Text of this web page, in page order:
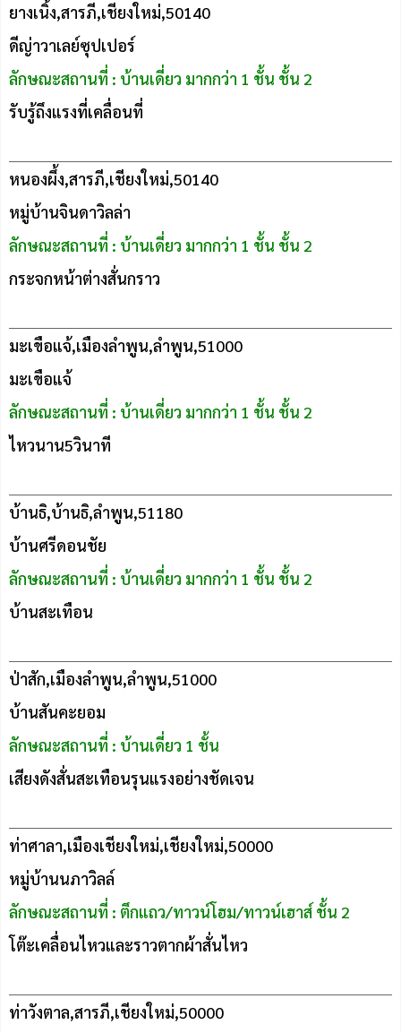
ยางเนิ้ง,สารภี,เชียงใหม่,50140
ดีญ่าวาเลย์ซุปเปอร์
ลักษณะสถานที่ : บ้านเดี่ยว มากกว่า 1 ชั้น ชั้น 2
รับรู้ถึงแรงที่เคลื่อนที่
หนองผึ้ง,สารภี,เชียงใหม่,50140
หมู่บ้านจินดาวิลล่า
ลักษณะสถานที่ : บ้านเดี่ยว มากกว่า 1 ชั้น ชั้น 2
กระจกหน้าต่างสั่นกราว
มะเขือแจ้,เมืองลำพูน,ลำพูน,51000
มะเขือแจ้
ลักษณะสถานที่ : บ้านเดี่ยว มากกว่า 1 ชั้น ชั้น 2
ไหวนาน5วินาที
บ้านธิ,บ้านธิ,ลำพูน,51180
บ้านศรีดอนชัย
ลักษณะสถานที่ : บ้านเดี่ยว มากกว่า 1 ชั้น ชั้น 2
บ้านสะเทือน
ป่าสัก,เมืองลำพูน,ลำพูน,51000
บ้านสันคะยอม
ลักษณะสถานที่ : บ้านเดี่ยว 1 ชั้น
เสียงดังสั่นสะเทือนรุนแรงอย่างชัดเจน
ท่าศาลา,เมืองเชียงใหม่,เชียงใหม่,50000
หมู่บ้านนภาวิลล์
ลักษณะสถานที่ : ตึกแถว/ทาวน์โฮม/ทาวน์เฮาส์ ชั้น 2
โต๊ะเคลื่อนไหวและราวตากผ้าสั่นไหว
ท่าวังตาล,สารภี,เชียงใหม่,50000